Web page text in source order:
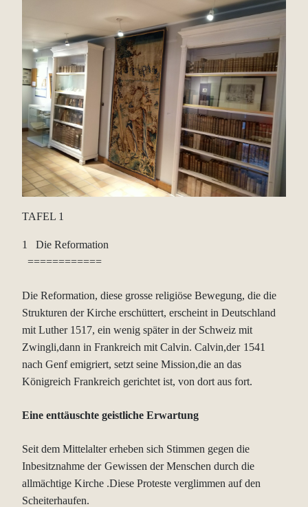
TAFEL 1
1 Die Reformation
============
Die Reformation, diese grosse religiöse Bewegung, die die
Strukturen derKirche erschüttert, erscheint in Deutschland
mit Luther 1517, ein wenig später in der Schweiz mit
Zwingli,dann in Frankreich mit Calvin. Calvin,der 1541
nach Genf emigriert, setzt seine Mission,die an das
Königreich Frankreich gerichtet ist, von dort aus fort.
Eine enttäuschte geistliche Erwartung
Seit dem Mittelalter erheben sich Stimmen gegen die
Inbesitznahme der Gewissen der Menschen durch die
allmächtige Kirche .Diese Proteste verglimmen auf den
Scheiterhaufen.